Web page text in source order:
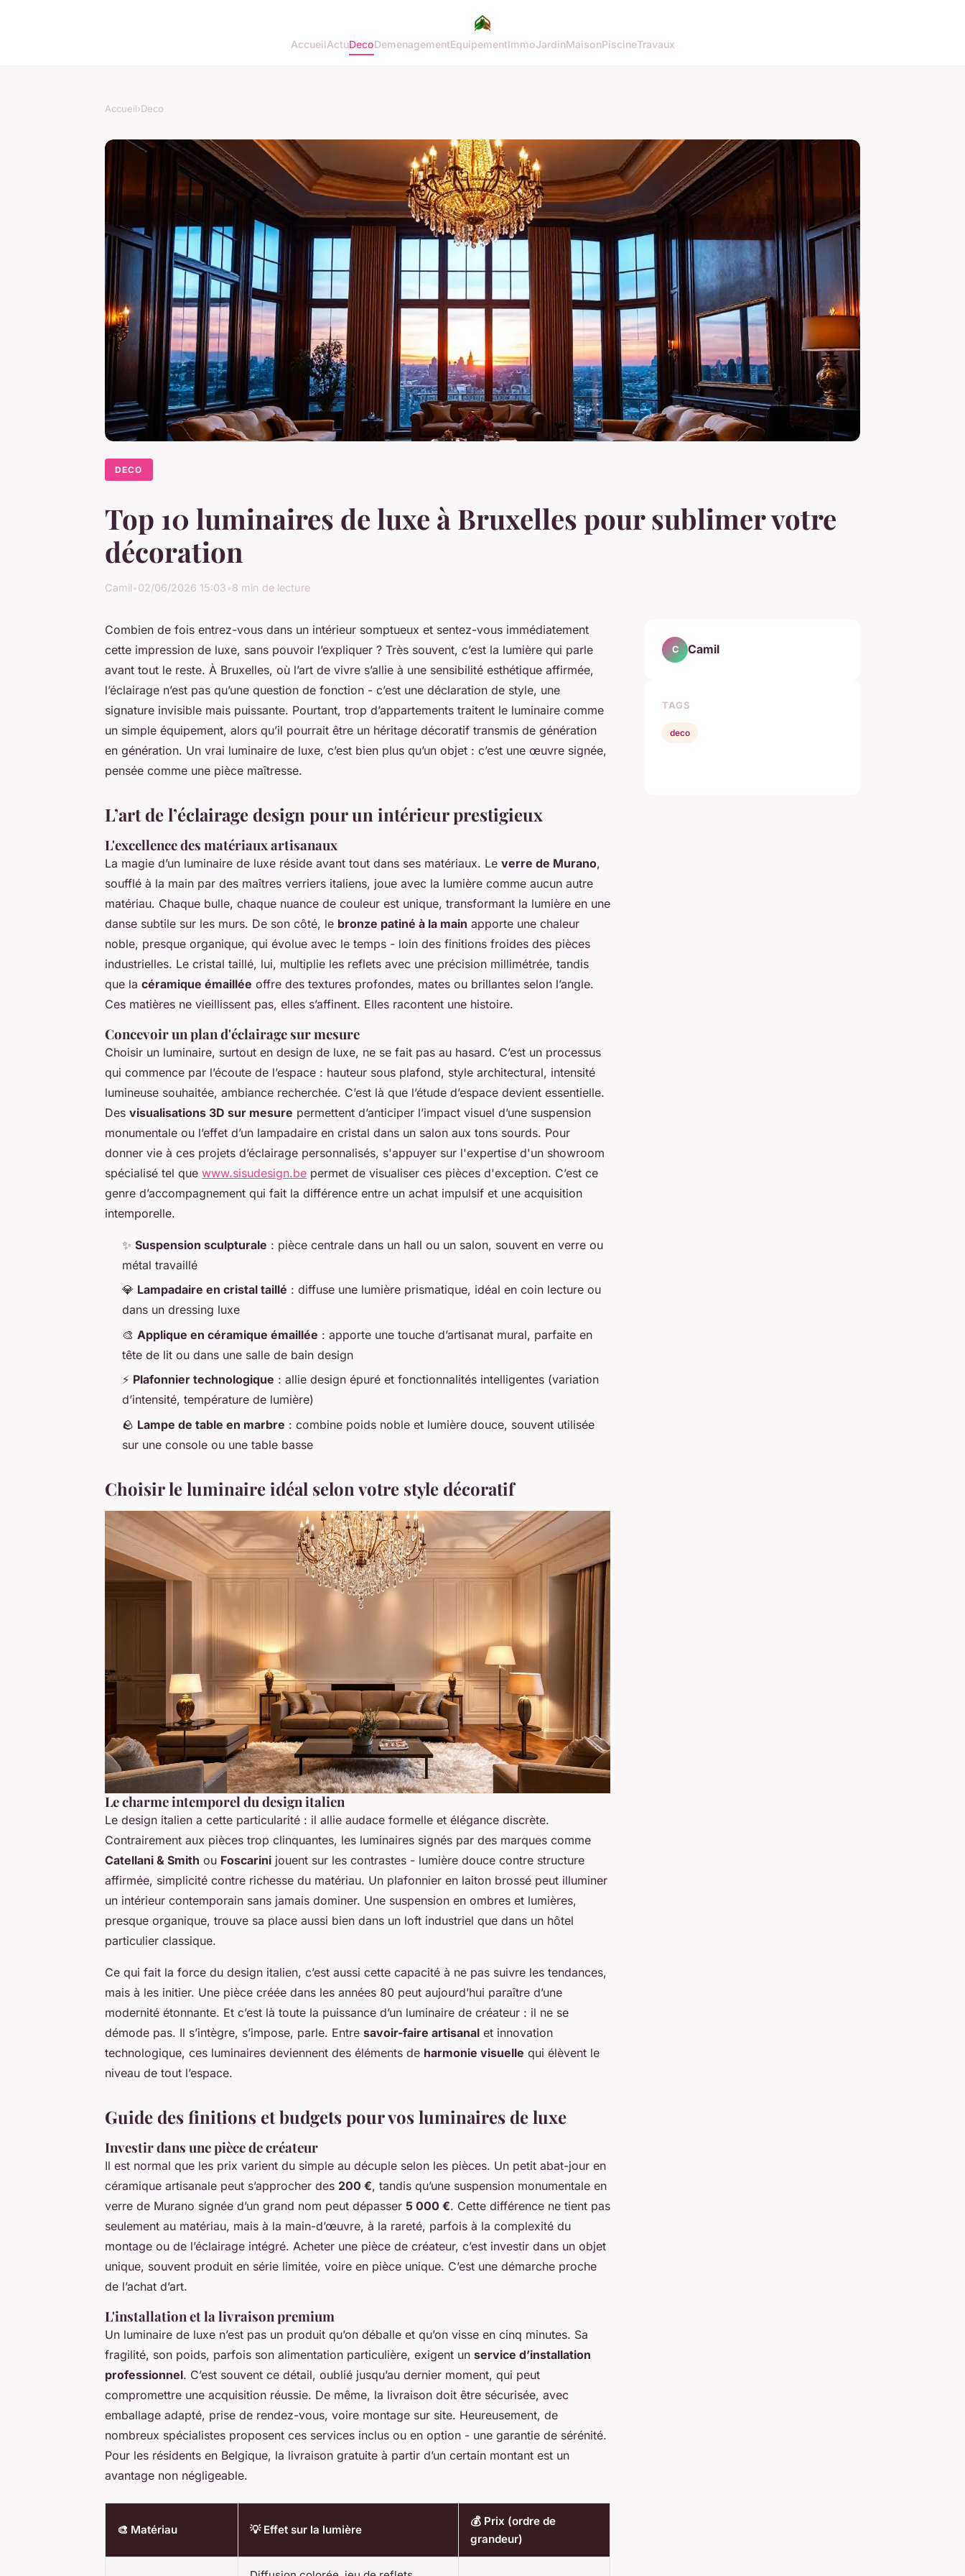
AccueilActuDecoDemenagementEquipementImmoJardinMaisonPiscineTravaux
Accueil›Deco
DECO
Top 10 luminaires de luxe à Bruxelles pour sublimer votre
décoration
Camil•02/06/2026 15:03•8 min de lecture
Combien de fois entrez-vous dans un intérieur somptueux et sentez-vous immédiatement
cette impression de luxe, sans pouvoir l’expliquer ? Très souvent, c’est la lumière qui parle
avant tout le reste. À Bruxelles, où l’art de vivre s’allie à une sensibilité esthétique affirmée,
l’éclairage n’est pas qu’une question de fonction - c’est une déclaration de style, une
signature invisible mais puissante. Pourtant, trop d’appartements traitent le luminaire comme
un simple équipement, alors qu’il pourrait être un héritage décoratif transmis de génération
en génération. Un vrai luminaire de luxe, c’est bien plus qu’un objet : c’est une œuvre signée,
pensée comme une pièce maîtresse.
L’art de l’éclairage design pour un intérieur prestigieux
L'excellence des matériaux artisanaux
La magie d’un luminaire de luxe réside avant tout dans ses matériaux. Le verre de Murano,
soufflé à la main par des maîtres verriers italiens, joue avec la lumière comme aucun autre
matériau. Chaque bulle, chaque nuance de couleur est unique, transformant la lumière en une
danse subtile sur les murs. De son côté, le bronze patiné à la main apporte une chaleur
noble, presque organique, qui évolue avec le temps - loin des finitions froides des pièces
industrielles. Le cristal taillé, lui, multiplie les reflets avec une précision millimétrée, tandis
que la céramique émaillée offre des textures profondes, mates ou brillantes selon l’angle.
Ces matières ne vieillissent pas, elles s’affinent. Elles racontent une histoire.
Concevoir un plan d'éclairage sur mesure
Choisir un luminaire, surtout en design de luxe, ne se fait pas au hasard. C’est un processus
qui commence par l’écoute de l’espace : hauteur sous plafond, style architectural, intensité
lumineuse souhaitée, ambiance recherchée. C’est là que l’étude d’espace devient essentielle.
Des visualisations 3D sur mesure permettent d’anticiper l’impact visuel d’une suspension
monumentale ou l’effet d’un lampadaire en cristal dans un salon aux tons sourds. Pour
donner vie à ces projets d’éclairage personnalisés, s'appuyer sur l'expertise d'un showroom
spécialisé tel que www.sisudesign.be permet de visualiser ces pièces d'exception. C’est ce
genre d’accompagnement qui fait la différence entre un achat impulsif et une acquisition
intemporelle.
✨ Suspension sculpturale : pièce centrale dans un hall ou un salon, souvent en verre ou
métal travaillé
💎 Lampadaire en cristal taillé : diffuse une lumière prismatique, idéal en coin lecture ou
dans un dressing luxe
🎨 Applique en céramique émaillée : apporte une touche d’artisanat mural, parfaite en
tête de lit ou dans une salle de bain design
⚡ Plafonnier technologique : allie design épuré et fonctionnalités intelligentes (variation
d’intensité, température de lumière)
🪨 Lampe de table en marbre : combine poids noble et lumière douce, souvent utilisée
sur une console ou une table basse
Choisir le luminaire idéal selon votre style décoratif
Le charme intemporel du design italien
Le design italien a cette particularité : il allie audace formelle et élégance discrète.
Contrairement aux pièces trop clinquantes, les luminaires signés par des marques comme
Catellani & Smith ou Foscarini jouent sur les contrastes - lumière douce contre structure
affirmée, simplicité contre richesse du matériau. Un plafonnier en laiton brossé peut illuminer
un intérieur contemporain sans jamais dominer. Une suspension en ombres et lumières,
presque organique, trouve sa place aussi bien dans un loft industriel que dans un hôtel
particulier classique.
Ce qui fait la force du design italien, c’est aussi cette capacité à ne pas suivre les tendances,
mais à les initier. Une pièce créée dans les années 80 peut aujourd’hui paraître d’une
modernité étonnante. Et c’est là toute la puissance d’un luminaire de créateur : il ne se
démode pas. Il s’intègre, s’impose, parle. Entre savoir-faire artisanal et innovation
technologique, ces luminaires deviennent des éléments de harmonie visuelle qui élèvent le
niveau de tout l’espace.
Guide des finitions et budgets pour vos luminaires de luxe
Investir dans une pièce de créateur
Il est normal que les prix varient du simple au décuple selon les pièces. Un petit abat-jour en
céramique artisanale peut s’approcher des 200 €, tandis qu’une suspension monumentale en
verre de Murano signée d’un grand nom peut dépasser 5 000 €. Cette différence ne tient pas
seulement au matériau, mais à la main-d’œuvre, à la rareté, parfois à la complexité du
montage ou de l’éclairage intégré. Acheter une pièce de créateur, c’est investir dans un objet
unique, souvent produit en série limitée, voire en pièce unique. C’est une démarche proche
de l’achat d’art.
L'installation et la livraison premium
Un luminaire de luxe n’est pas un produit qu’on déballe et qu’on visse en cinq minutes. Sa
fragilité, son poids, parfois son alimentation particulière, exigent un service d’installation
professionnel. C’est souvent ce détail, oublié jusqu’au dernier moment, qui peut
compromettre une acquisition réussie. De même, la livraison doit être sécurisée, avec
emballage adapté, prise de rendez-vous, voire montage sur site. Heureusement, de
nombreux spécialistes proposent ces services inclus ou en option - une garantie de sérénité.
Pour les résidents en Belgique, la livraison gratuite à partir d’un certain montant est un
avantage non négligeable.
🎨 Matériau 💡 Effet sur la lumière
💰 Prix (ordre de
grandeur)
C Camil
TAGS
deco